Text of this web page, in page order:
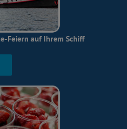
Feiern auf Ihrem Schiff